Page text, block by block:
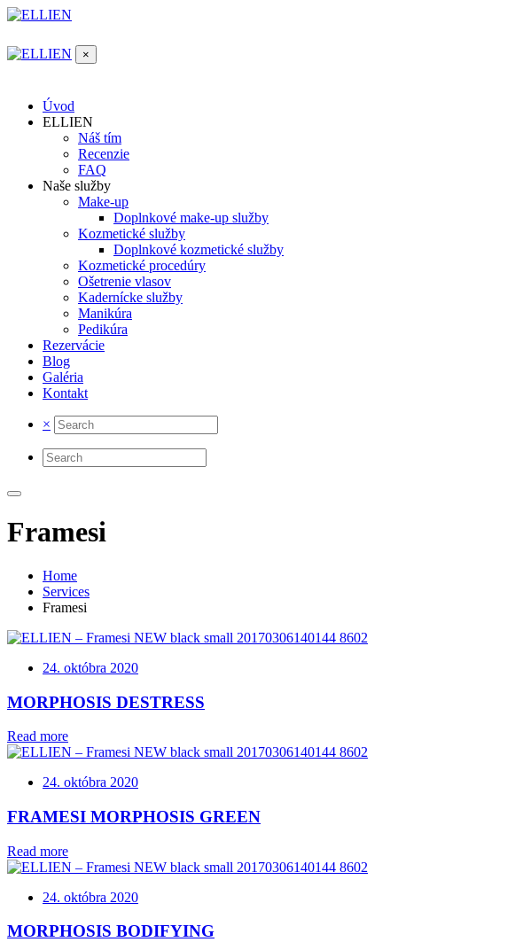
×
Úvod
ELLIEN
Náš tím
Recenzie
FAQ
Naše služby
Make-up
Doplnkové make-up služby
Kozmetické služby
Doplnkové kozmetické služby
Kozmetické procedúry
Ošetrenie vlasov
Kadernícke služby
Manikúra
Pedikúra
Rezervácie
Blog
Galéria
Kontakt
×
Framesi
Home
Services
Framesi
24. októbra 2020
MORPHOSIS DESTRESS
Read more
24. októbra 2020
FRAMESI MORPHOSIS GREEN
Read more
24. októbra 2020
MORPHOSIS BODIFYING